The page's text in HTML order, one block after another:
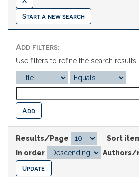
Start a new search
Add filters:
Use filters to refine the search results.
Results/Page
Sort
In order
Authors/